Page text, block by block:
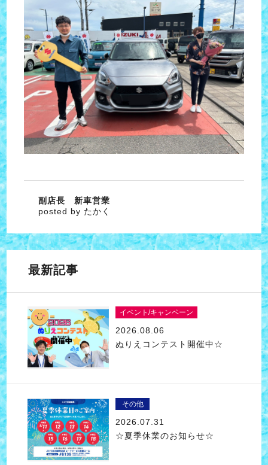
副店長 新車営業
posted by たかく
最新記事
イベント/キャンペーン
2026.08.06
ぬりえコンテスト開催中☆
その他
2026.07.31
☆夏季休業のお知らせ☆